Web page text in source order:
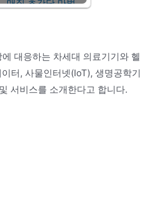
대응하는 차세대 의료기기와 헬
터, 사물인터넷(IoT), 생명공학기
서비스를 소개한다고 합니다.